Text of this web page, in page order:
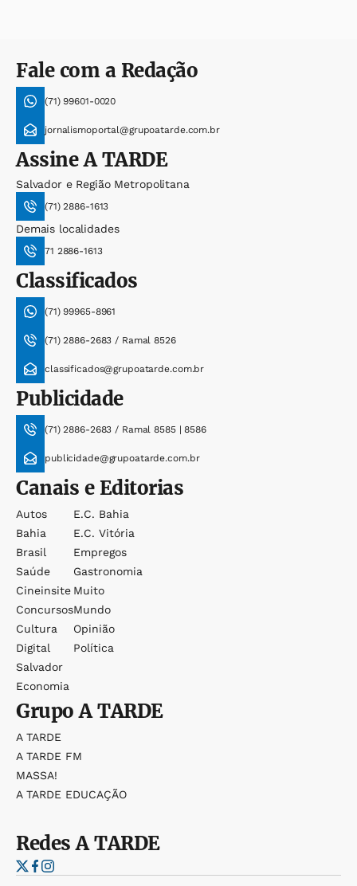
Fale com a Redação
(71) 99601-0020
jornalismoportal@grupoatarde.com.br
AssineA TARDE
Salvador e Região Metropolitana
(71) 2886-1613
Demais localidades
71 2886-1613
Classificados
(71) 99965-8961
(71) 2886-2683 / Ramal 8526
classificados@grupoatarde.com.br
Publicidade
(71) 2886-2683 / Ramal 8585 | 8586
publicidade@grupoatarde.com.br
Canais e Editorias
Autos
Bahia
Brasil
Saúde
Cineinsite
Concursos
Cultura
Digital
Salvador
Economia
E.c. Bahia
E.c. Vitória
Empregos
Gastronomia
Muito
Mundo
Opinião
Política
GrupoA TARDE
A TARDE
A TARDE FM
MASSA!
A TARDE EDUCAÇÃO
RedesA TARDE